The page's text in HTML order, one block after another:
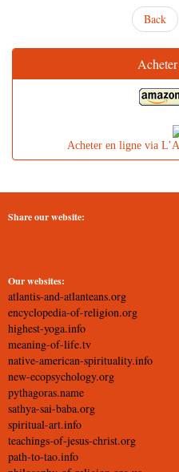
Back
Acheter en ligne via
Share our website:
Our websites:
atlantis-and-atlanteans.org
encyclopedia-of-religion.org
highest-yoga.info
meaning-of-life.tv
native-american-spirituality.info
new-ecopsychology.org
pythagoras.name
sathya-sai-baba.org
spiritual-art.info
teachings-of-jesus-christ.org
path-to-tao.info